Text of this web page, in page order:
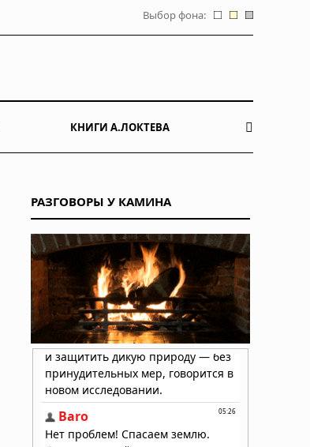
Выбор фона:
КНИГИ А.ЛОКТЕВА
РАЗГОВОРЫ У КАМИНА